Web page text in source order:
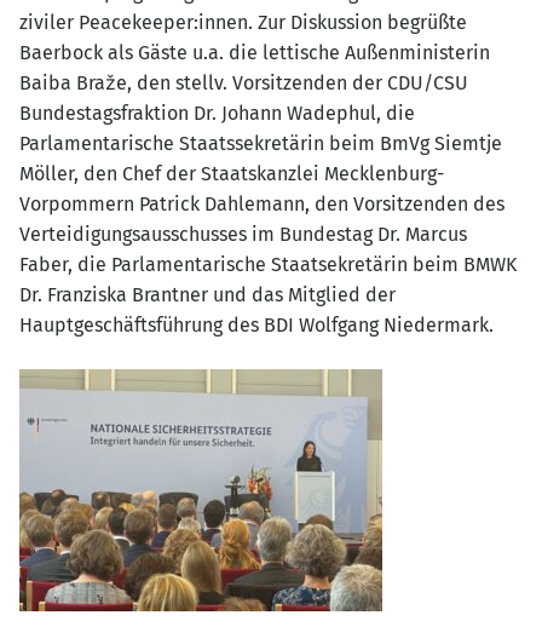
ziviler Peacekeeper:innen. Zur Diskussion begrüßte
Baerbock als Gäste u.a. die lettische Außenministerin
Baiba Braže, den stellv. Vorsitzenden der CDU/CSU
Bundestagsfraktion Dr. Johann Wadephul, die
Parlamentarische Staatssekretärin beim BmVg Siemtje
Möller, den Chef der Staatskanzlei Mecklenburg-
Vorpommern Patrick Dahlemann, den Vorsitzenden des
Verteidigungsausschusses im Bundestag Dr. Marcus
Faber, die Parlamentarische Staatsekretärin beim BMWK
Dr. Franziska Brantner und das Mitglied der
Hauptgeschäftsführung des BDI Wolfgang Niedermark.